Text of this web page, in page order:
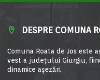
DESPRE COMUNA
Comuna Roata de Jos este
vest a judeţului Giurgiu,
dinamice aşezări.